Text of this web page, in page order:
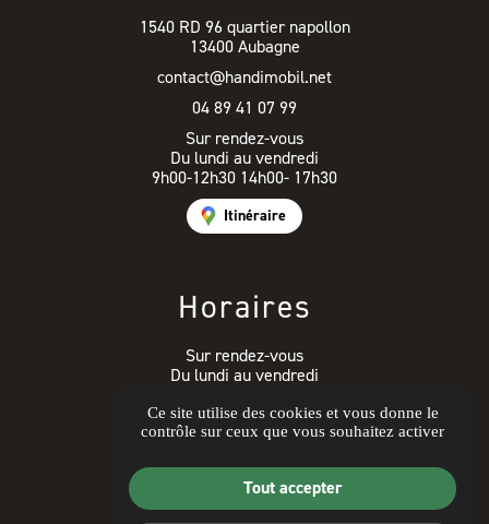
1540 RD 96 quartier napollon
13400 Aubagne
contact@handimobil.net
04 89 41 07 99
Sur rendez-vous
Du lundi au vendredi
9h00-12h30 14h00- 17h30
Itinéraire
Horaires
Sur rendez-vous
Du lundi au vendredi
Avis clients
Ce site utilise des cookies et vous donne le
contrôle sur ceux que vous souhaitez activer
Tout accepter